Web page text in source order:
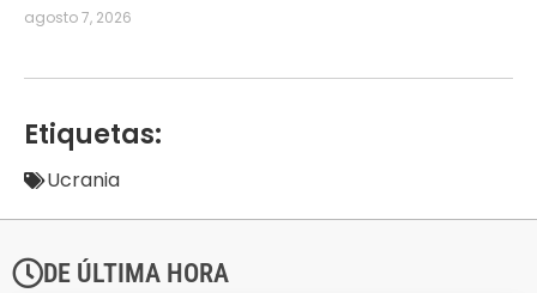
agosto 7, 2026
Etiquetas:
Ucrania
DE ÚLTIMA HORA